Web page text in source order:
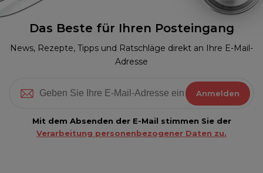
Das Beste für Ihren Posteingang
News, Rezepte, Tipps und Ratschläge direkt an Ihre E-Mail-
Adresse
Anmelden
Mit dem Absenden der E-Mail stimmen Sie der
Verarbeitung personenbezogener Daten zu.